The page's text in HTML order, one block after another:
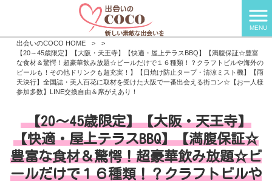
MENU
出会いのCOCO HOME >
>
【20～45歳限定】【大阪・天王寺】【快適・屋上テラスBBQ】【満腹保証☆豊富
な食材＆驚愕！超豪華飲み放題☆ビールだけで１６種類！？クラフトビルや海外の
ビールも！その他ドリンクも超充実！】【日焼け防止タープ・清涼ミスト機】【雨
天決行】全国誌・美人百花に取材を受けた大阪で一番出会える街コン☆【お一人様
参加多数】LINE交換自由＆席がえあり！
【20～45歳限定】【大阪・天王寺】
【快適・屋上テラスBBQ】【満腹保証☆
豊富な食材＆驚愕！超豪華飲み放題☆ビ
ールだけで１６種類！？クラフトビルや